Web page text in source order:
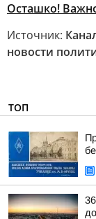
Осташко!
Источник:
новости
ТОП